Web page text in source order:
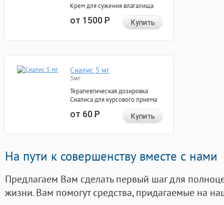
Крем для сужения влагалища
от 1500Р Купить
Сиалис 5 мг
5мг
Терапевтическая дозировка
Сиалиса для курсового приема
от 60Р Купить
На пути к совершенству вместе с нами
Предлагаем Вам сделать первый шаг для
жизни. Вам помогут средства, придагаемые на